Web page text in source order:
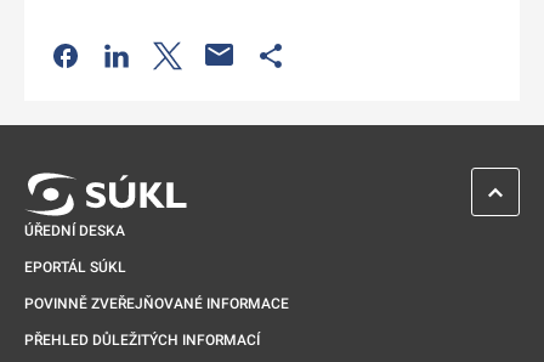
Odkaz se otevře na nové kartě
Odkaz se otevře na nové kartě
Odkaz se otevře na nové kartě
ÚŘEDNÍ DESKA
EPORTÁL SÚKL
POVINNĚ ZVEŘEJŇOVANÉ INFORMACE
PŘEHLED DŮLEŽITÝCH INFORMACÍ
ZPĚT